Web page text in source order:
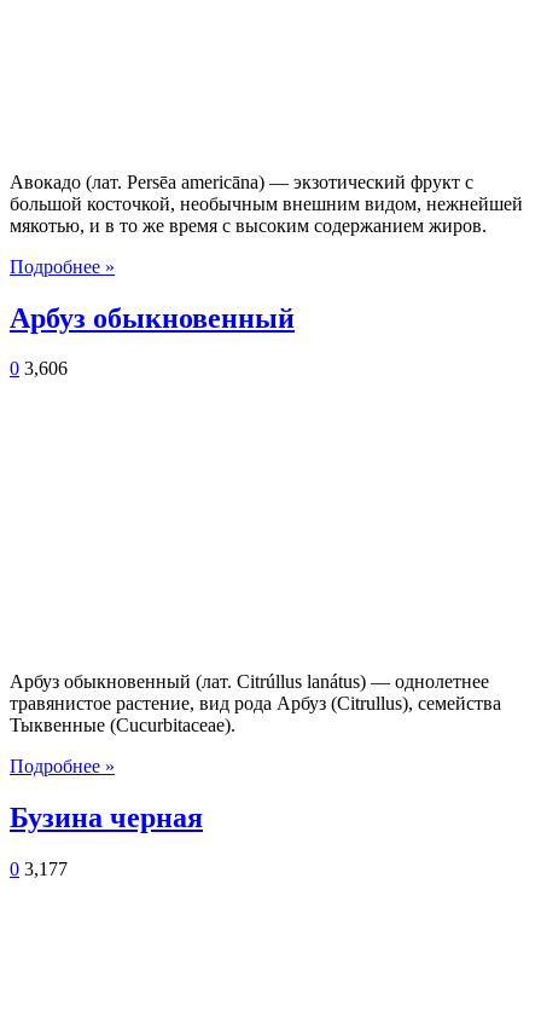
Авокадо (лат. Persēa americāna) — экзотический фрукт с
большой косточкой, необычным внешним видом, нежнейшей
мякотью, и в то же время с высоким содержанием жиров.
Подробнее »
Арбуз обыкновенный
0 3,606
Арбуз обыкновенный (лат. Citrúllus lanátus) — однолетнее
травянистое растение, вид рода Арбуз (Citrullus), семейства
Тыквенные (Cucurbitaceae).
Подробнее »
Бузина черная
0 3,177